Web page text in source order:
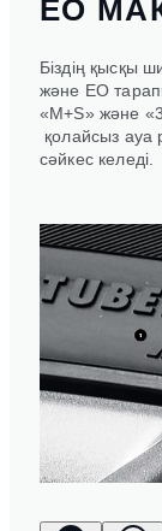
ЕО
Біздің қысқы
және ЕО
«M+S» және
қолайсыз ауа
сәйкес келеді.